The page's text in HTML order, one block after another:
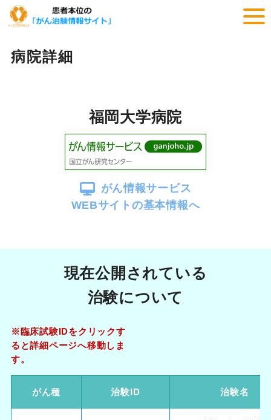
病院詳細
福岡大学病院
がん情報サービス
WEBサイトの基本情報へ
現在公開されている
治験について
※臨床試験IDをクリックす
ると詳細ページへ移動しま
す。
がん種 治験ID 治験名